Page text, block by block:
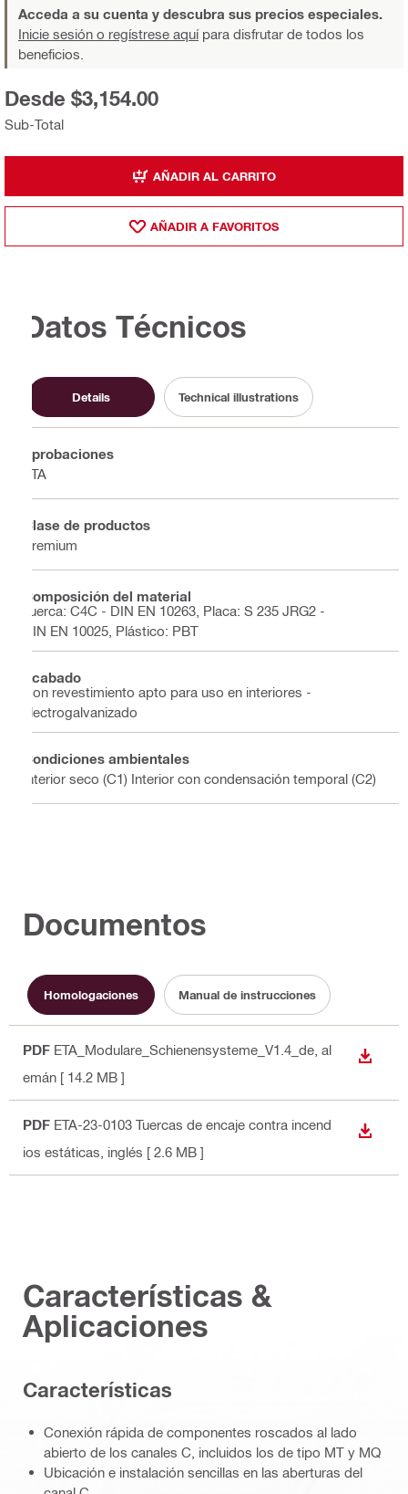
Acceda a su cuenta y descubra sus precios especiales.
Inicie sesión o regístrese aquípara disfrutar de todos los
beneficios.
Sub-Total
Desde $3,154.00
AÑADIR AL CARRITO
AÑADIR A FAVORITOS
Datos Técnicos
Details Technical illustrations
Aprobaciones
ETA
Clase de productos
Premium
Composición del material
Tuerca: C4C - DIN EN 10263, Placa: S 235 JRG2 -
DIN EN 10025, Plástico: PBT
Acabado
Con revestimiento apto para uso en interiores -
electrogalvanizado
Condiciones ambientales
Interior seco (C1) Interior con condensación temporal (C2)
Documentos
Homologaciones Manual de instrucciones
PDF ETA_Modulare_Schienensysteme_V1.4_de , al
emán [ 14.2 MB ]
PDF ETA-23-0103 Tuercas de encaje contra incend
ios estáticas , inglés [ 2.6 MB ]
Características &
Aplicaciones
Características
Conexión rápida de componentes roscados al lado
abierto de los canales C, incluidos los de tipo MT y MQ
Ubicación e instalación sencillas en las aberturas del